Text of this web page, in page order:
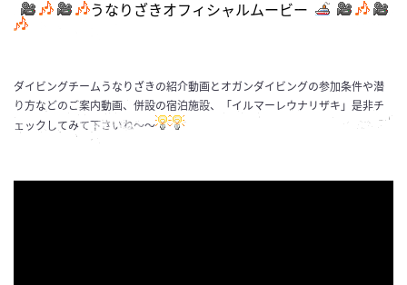
うなりざきオフィシャルムービー
ダイビングチームうなりざきの紹介動画とオガンダイビングの参加条件や潜
り方などのご案内動画、併設の宿泊施設、「イルマーレウナリザキ」是非チ
ェックしてみて下さいね～～